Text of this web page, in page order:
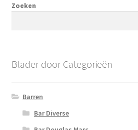
Zoeken
Blader door Categorieën
Barren
Bar Diverse